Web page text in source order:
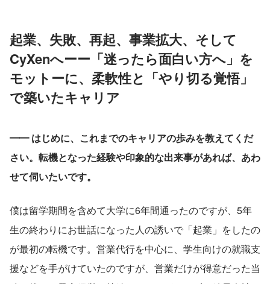
起業、失敗、再起、事業拡大、そして
CyXenへーー「迷ったら面白い方へ」を
モットーに、柔軟性と「やり切る覚悟」
で築いたキャリア
━━ はじめに、これまでのキャリアの歩みを教えてくだ
さい。転機となった経験や印象的な出来事があれば、あわ
せて伺いたいです。
僕は留学期間を含めて大学に6年間通ったのですが、5年
生の終わりにお世話になった人の誘いで「起業」をしたの
が最初の転機です。営業代行を中心に、学生向けの就職支
援などを手がけていたのですが、営業だけが得意だった当